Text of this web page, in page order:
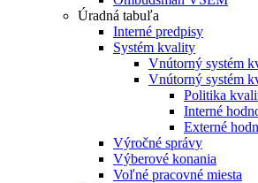
Úradná tabuľa
Interné predpisy
Systém kvality
Vnútorný systém
Vnútorný systém
Politika
Interné
Externé
Výročné správy
Výberové konania
Voľné pracovné miesta